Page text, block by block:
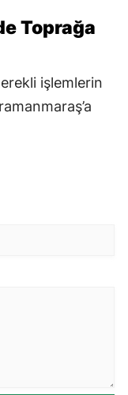
Toprağa
işlemlerin